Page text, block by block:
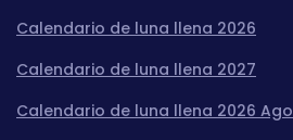
Calendario de luna llena 2026
Calendario de luna llena 2027
Calendario de luna llena 2026